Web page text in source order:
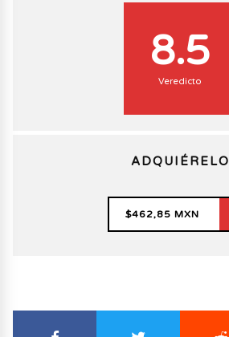
8.5
Veredicto
ADQUIÉRELO
$462,85 MXN